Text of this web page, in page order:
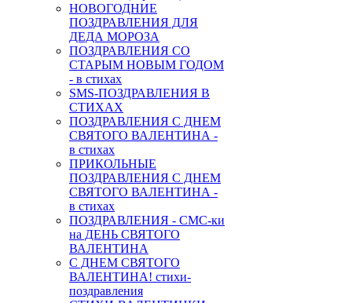
НОВОГОДНИЕ
ПОЗДРАВЛЕНИЯ ДЛЯ
ДЕДА МОРОЗА
ПОЗДРАВЛЕНИЯ СО
СТАРЫМ НОВЫМ ГОДОМ
- в стихах
SMS-ПОЗДРАВЛЕНИЯ В
СТИХАХ
ПОЗДРАВЛЕНИЯ С ДНЕМ
СВЯТОГО ВАЛЕНТИНА -
в стихах
ПРИКОЛЬНЫЕ
ПОЗДРАВЛЕНИЯ С ДНЕМ
СВЯТОГО ВАЛЕНТИНА -
в стихах
ПОЗДРАВЛЕНИЯ - СМС-ки
на ДЕНЬ СВЯТОГО
ВАЛЕНТИНА
С ДНЕМ СВЯТОГО
ВАЛЕНТИНА! стихи-
поздравления